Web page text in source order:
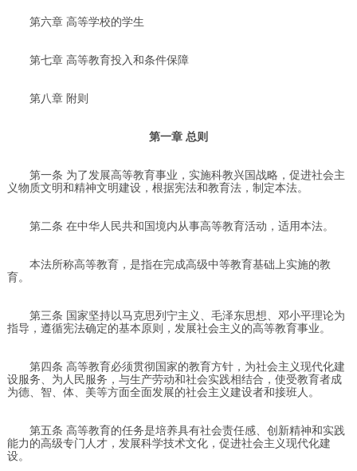
第六章 高等学校的学生
第七章 高等教育投入和条件保障
第八章 附则
第一章 总则
第一条 为了发展高等教育事业，实施科教兴国战略，促进社会主
义物质文明和精神文明建设，根据宪法和教育法，制定本法。
第二条 在中华人民共和国境内从事高等教育活动，适用本法。
本法所称高等教育，是指在完成高级中等教育基础上实施的教
育。
第三条 国家坚持以马克思列宁主义、毛泽东思想、邓小平理论为
指导，遵循宪法确定的基本原则，发展社会主义的高等教育事业。
第四条 高等教育必须贯彻国家的教育方针，为社会主义现代化建
设服务、为人民服务，与生产劳动和社会实践相结合，使受教育者成
为德、智、体、美等方面全面发展的社会主义建设者和接班人。
第五条 高等教育的任务是培养具有社会责任感、创新精神和实践
能力的高级专门人才，发展科学技术文化，促进社会主义现代化建
设。